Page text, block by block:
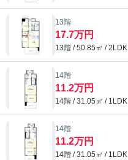
13階
17.7万円
13階 / 50.85㎡ / 2LDK
14階
11.2万円
14階 / 31.05㎡ / 1LDK
14階
11.2万円
14階 / 31.05㎡ / 1LDK